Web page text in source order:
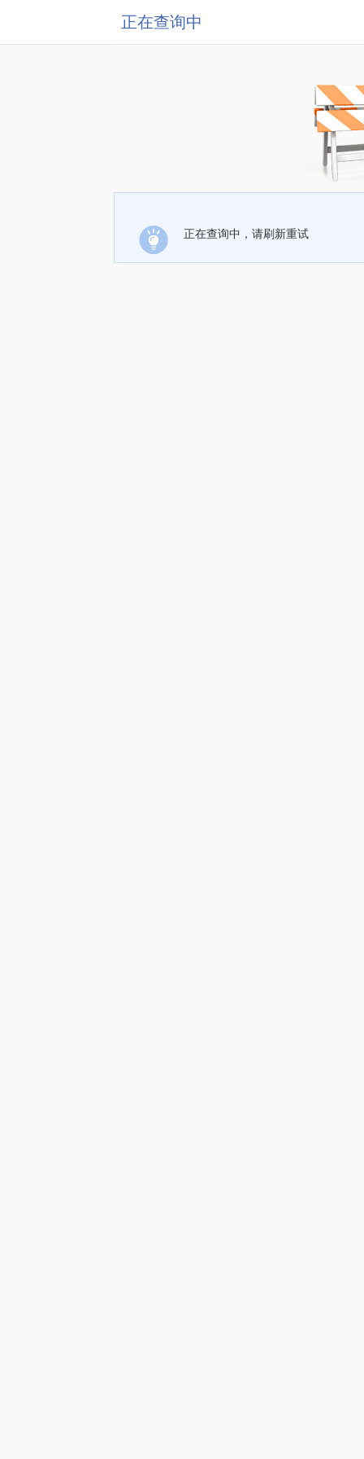
正在查询中
正在查询中，请刷新重试